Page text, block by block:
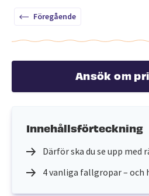
Föregående
Ansök om
Innehållsförteckning
Därför ska du se upp
4 vanliga fallgropar – och